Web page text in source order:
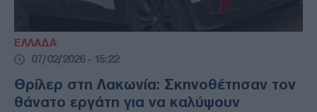
ΕΛΛΑΔΑ
07/02/2026 - 15:22
Θρίλερ στη Λακωνία: Σκηνοθέτησαν τον
θάνατο εργάτη για να καλύψουν